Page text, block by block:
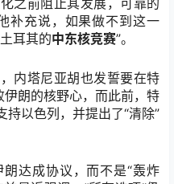
补充说，如果做不到这一
耳其的中东核竞赛”。
内塔尼亚胡也发誓要在特
伊朗的核野心，而此前，特
以色列，并提出了“清除”
达成协议，而不是“轰炸